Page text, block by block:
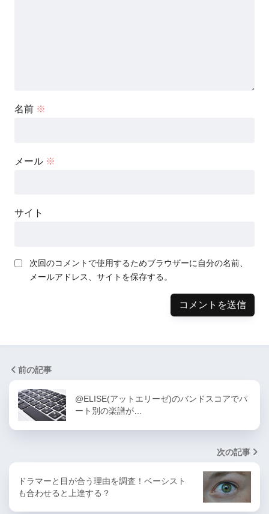
名前 ※
メール ※
サイト
次回のコメントで使用するためブラウザーに自分の名前、
メールアドレス、サイトを保存する。
前の記事
@ELISE(アットエリーゼ)のバンドスコアでパ
ート別の楽譜が…
次の記事
ドラマーと目が合う理由を調査！ベーシスト
も合わせると上達する？